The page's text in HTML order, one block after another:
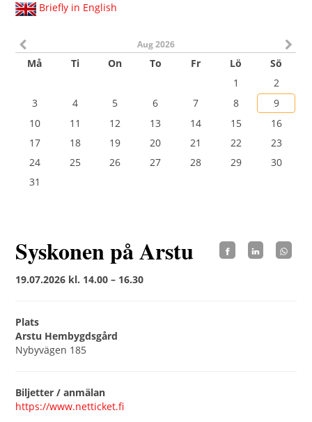
Briefly in English
Aug 2026
Må Ti On To Fr Lö
Sö
1
2
3
4 5 6 7 8
9
10
11 12 13 14 15
16
17
18 19 20 21 22
23
24
25 26 27 28 29
30
31
Syskonen på Arstu
19.07.2026 kl. 14.00 – 16.30
Plats
Arstu Hembygdsgård
Nybyvägen 185
Biljetter / anmälan
https://www.netticket.fi